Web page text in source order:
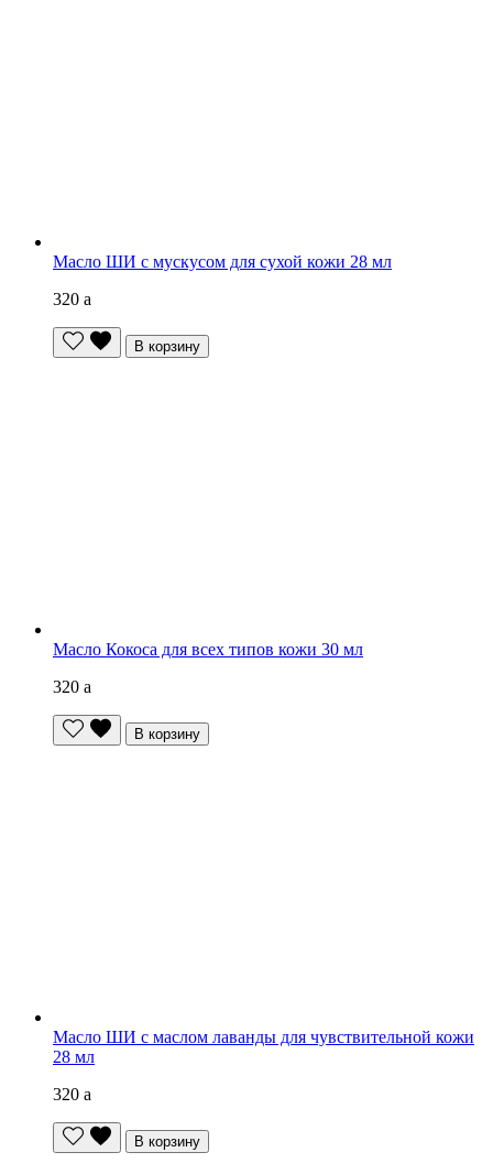
Масло ШИ с мускусом для сухой кожи 28 мл
320 a
В корзину
Масло Кокоса для всех типов кожи 30 мл
320 a
В корзину
Масло ШИ с маслом лаванды для чувствительной кожи
28 мл
320 a
В корзину